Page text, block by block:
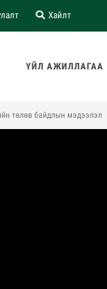
Хайлт
ҮЙЛ АЖИЛЛАГАА
төлөв байдлын мэдээлэл